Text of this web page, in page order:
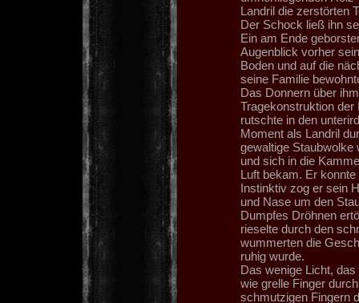
Landril die zerstörten
Der Schock ließ ihn
Ein am Ende
Augenblick vorher
Boden und auf die
seine Familie
Das Donnern über
Tragekonstruktion der
rutschte in den
Moment als Landril
gewaltige Staubwolke
und sich in die
Luft bekam. Er
Instinktiv zog er sein
und Nase um den
Dumpfes Dröhnen
rieselte durch den
wummerten die
ruhig wurde.
Das wenige Licht,
wie grelle Finger
schmutzigen Fingern